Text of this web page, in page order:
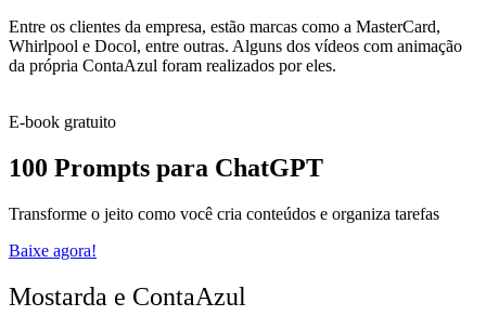
Entre os clientes da empresa, estão marcas como a MasterCard,
Whirlpool e Docol, entre outras. Alguns dos vídeos com animação
da própria ContaAzul foram realizados por eles.
E-book gratuito
100 Prompts para ChatGPT
Transforme o jeito como você cria conteúdos e organiza tarefas
Baixe agora!
Mostarda e ContaAzul